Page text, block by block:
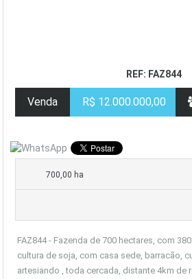
REF: FAZ844
Venda R$ 12.000.000,00
700,00 ha
FAZ844 - Fazenda de 700 hectares, com
cultura de soja, com casa sede, barracão,
artesiando , toda cercada, distante 4km de